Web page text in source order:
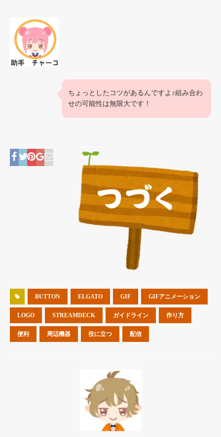
ちょっとしたコツがあるんですよ♪組み合わ
せの可能性は無限大です！
BUTTON ELGATO GIF GIFアニメーション
LOGO STREAMDECK ガイドライン 作り方
便利 周辺機器 役に立つ 配信